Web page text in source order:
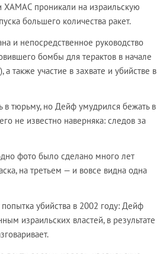
ХАМАС проникали на израильскую
большего количества ракет.
и непосредственное руководство
бомбы для терактов в начале
также участие в захвате и убийстве в
в тюрьму, но Дейф умудрился бежать в
не известно наверняка: следов за
фото было сделано много лет
на третьем — и вовсе видна одна
убийства в 2002 году: Дейф
израильских властей, в результате